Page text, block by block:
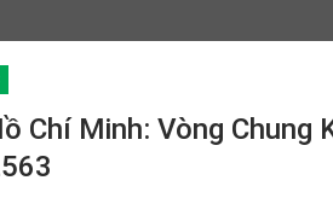
Chí Minh: Vòng Chung